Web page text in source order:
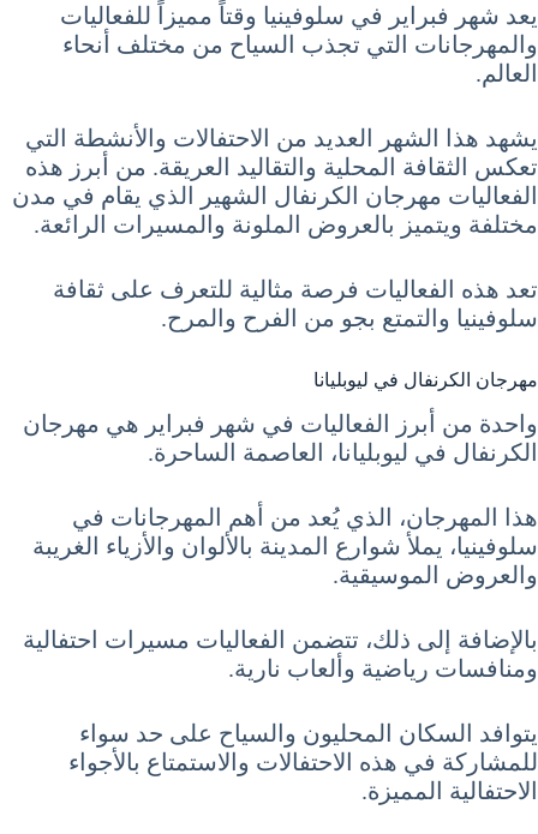
يعد شهر فبراير في سلوفينيا وقتاً مميزاً للفعاليات
والمهرجانات التي تجذب السياح من مختلف أنحاء
العالم.
يشهد هذا الشهر العديد من الاحتفالات والأنشطة التي
تعكس الثقافة المحلية والتقاليد العريقة. من أبرز هذه
الفعاليات مهرجان الكرنفال الشهير الذي يقام في مدن
مختلفة ويتميز بالعروض الملونة والمسيرات الرائعة.
تعد هذه الفعاليات فرصة مثالية للتعرف على ثقافة
سلوفينيا والتمتع بجو من الفرح والمرح.
مهرجان الكرنفال في ليوبليانا
واحدة من أبرز الفعاليات في شهر فبراير هي مهرجان
الكرنفال في ليوبليانا، العاصمة الساحرة.
هذا المهرجان، الذي يُعد من أهم المهرجانات في
سلوفينيا، يملأ شوارع المدينة بالألوان والأزياء الغريبة
والعروض الموسيقية.
بالإضافة إلى ذلك، تتضمن الفعاليات مسيرات احتفالية
ومنافسات رياضية وألعاب نارية.
يتوافد السكان المحليون والسياح على حد سواء
للمشاركة في هذه الاحتفالات والاستمتاع بالأجواء
الاحتفالية المميزة.